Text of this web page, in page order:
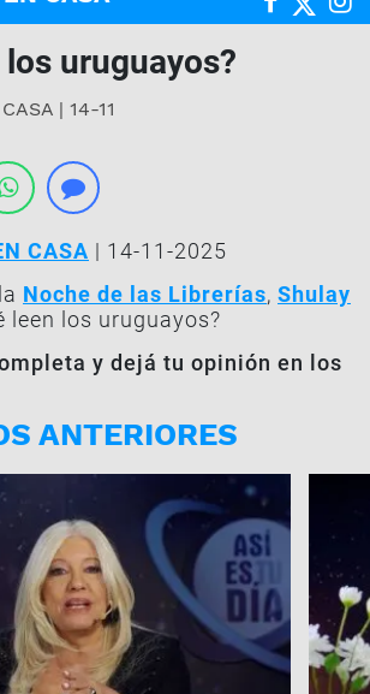
los uruguayos?
| 14-11
CASA | 14-11-2025
Noche de las Librerías, Shulay
leen los uruguayos?
y dejá tu opinión en los
ANTERIORES